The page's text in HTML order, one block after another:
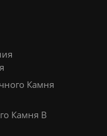
Камня
Камня В